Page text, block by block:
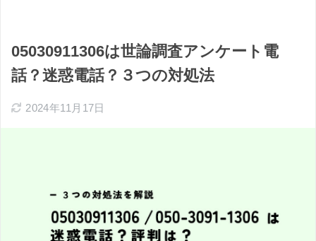
05030911306は世論調査アンケート電
話？迷惑電話？３つの対処法
2024年11月17日